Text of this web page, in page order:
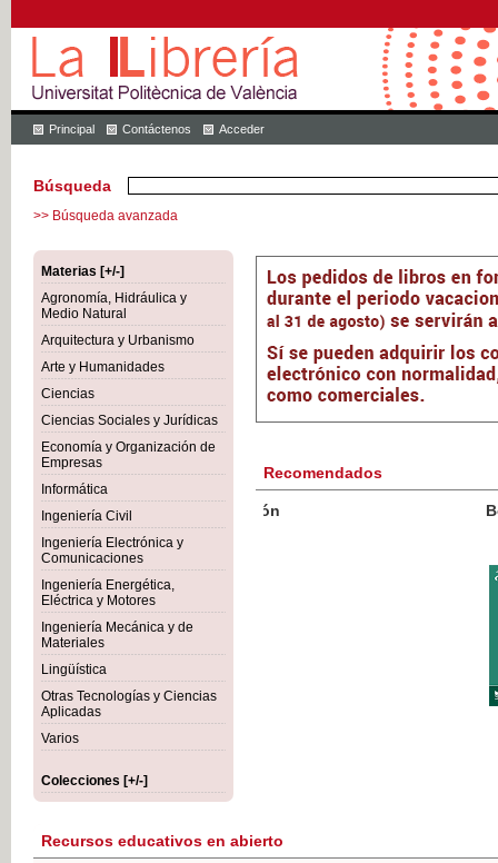
Principal Contáctenos Acceder
Búsqueda
>> Búsqueda avanzada
Materias [+/-]
Agronomía, Hidráulica y
Medio Natural
Arquitectura y Urbanismo
Arte y Humanidades
Ciencias
Ciencias Sociales y Jurídicas
Economía y Organización de
Empresas
Informática
Ingeniería Civil
Ingeniería Electrónica y
Comunicaciones
Ingeniería Energética,
Eléctrica y Motores
Ingeniería Mecánica y de
Materiales
Lingüística
Otras Tecnologías y Ciencias
Aplicadas
Varios
Colecciones [+/-]
Recomendados
Botánica Agroalimentaria
Recursos educativos en abierto